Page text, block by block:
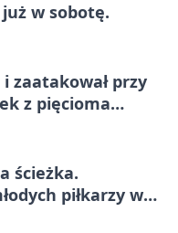
już w sobotę.
i zaatakował przy
z pięcioma
ścieżka.
piłkarzy w